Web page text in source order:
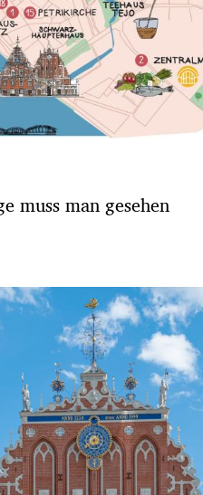
muss man gesehen